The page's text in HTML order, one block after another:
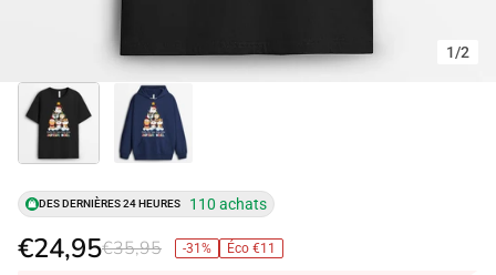
1/2
DES DERNIÈRES 24 HEURES 110 achats
€24,95€35,95 -31% Éco €11